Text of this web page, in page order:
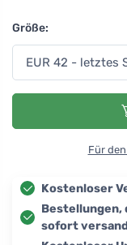
Größe:
Für
Kostenloser
Bestellungen,
sofort